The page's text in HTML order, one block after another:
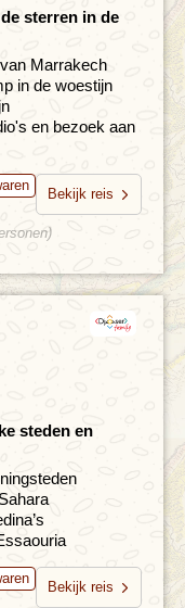
sterren in de
Marrakech
in de woestijn
en bezoek aan
Bekijk reis
steden en
Bekijk reis